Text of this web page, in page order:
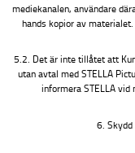
mediekanalen, användare
hands kopior av
5.2. Det är inte tillåtet att
utan avtal med STELLA
informera STELLA
6. Skydd